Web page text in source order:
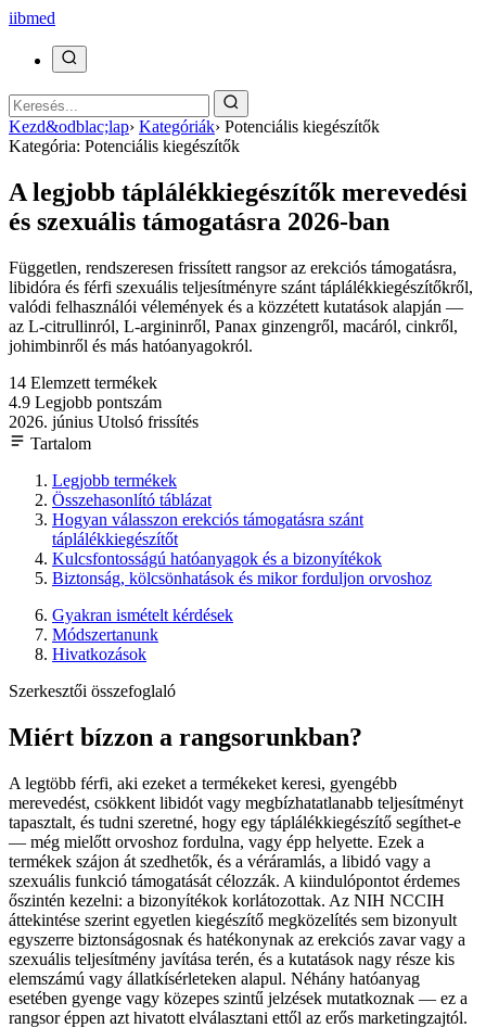
iibmed
Kezd&odblac;lap› Kategóriák› Potenciális kiegészítők
Kategória: Potenciális kiegészítők
A legjobb táplálékkiegészítők merevedési
és szexuális támogatásra 2026-ban
Független, rendszeresen frissített rangsor az erekciós támogatásra,
libidóra és férfi szexuális teljesítményre szánt táplálékkiegészítőkről,
valódi felhasználói vélemények és a közzétett kutatások alapján —
az L-citrullinról, L-argininről, Panax ginzengről, macáról, cinkről,
johimbinről és más hatóanyagokról.
14 Elemzett termékek
4.9 Legjobb pontszám
2026. június Utolsó frissítés
Tartalom
Legjobb termékek
Összehasonlító táblázat
Hogyan válasszon erekciós támogatásra szánt
táplálékkiegészítőt
Kulcsfontosságú hatóanyagok és a bizonyítékok
Biztonság, kölcsönhatások és mikor forduljon orvoshoz
Gyakran ismételt kérdések
Módszertanunk
Hivatkozások
Szerkesztői összefoglaló
Miért bízzon a rangsorunkban?
A legtöbb férfi, aki ezeket a termékeket keresi, gyengébb
merevedést, csökkent libidót vagy megbízhatatlanabb teljesítményt
tapasztalt, és tudni szeretné, hogy egy táplálékkiegészítő segíthet-e
— még mielőtt orvoshoz fordulna, vagy épp helyette. Ezek a
termékek szájon át szedhetők, és a véráramlás, a libidó vagy a
szexuális funkció támogatását célozzák. A kiindulópontot érdemes
őszintén kezelni: a bizonyítékok korlátozottak. Az NIH NCCIH
áttekintése szerint egyetlen kiegészítő megközelítés sem bizonyult
egyszerre biztonságosnak és hatékonynak az erekciós zavar vagy a
szexuális teljesítmény javítása terén, és a kutatások nagy része kis
elemszámú vagy állatkísérleteken alapul. Néhány hatóanyag
esetében gyenge vagy közepes szintű jelzések mutatkoznak — ez a
rangsor éppen azt hivatott elválasztani ettől az erős marketingzajtól.